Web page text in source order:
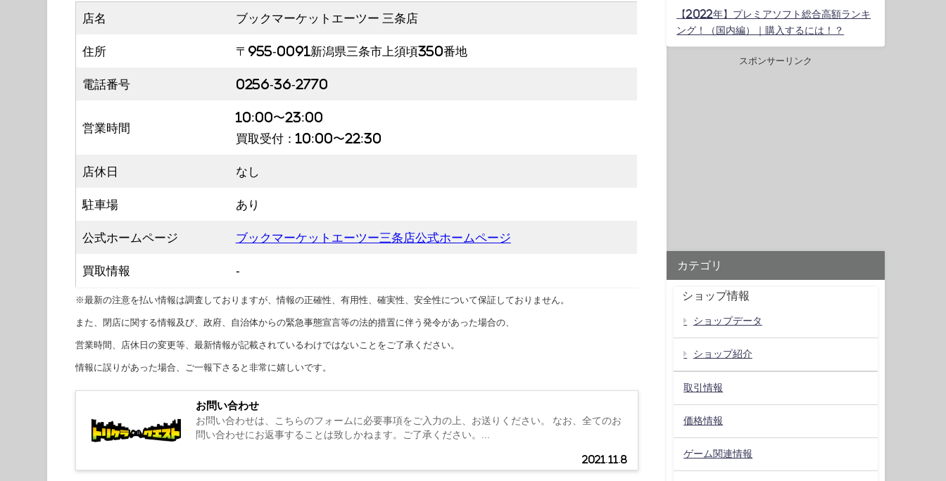
店名 ブックマーケットエーツー 三条店
住所 〒955-0091新潟県三条市上須頃350番地
電話番号 0256-36-2770
営業時間
10:00〜23:00
買取受付：10:00〜22:30
店休日 なし
駐車場 あり
公式ホームページ ブックマーケットエーツー三条店公式ホームページ
買取情報 -
※最新の注意を払い情報は調査しておりますが、情報の正確性、有用性、確実性、安全性について保証しておりません。
また、閉店に関する情報及び、政府、自治体からの緊急事態宣言等の法的措置に伴う発令があった場合の、
営業時間、店休日の変更等、最新情報が記載されているわけではないことをご了承ください。
情報に誤りがあった場合、ご一報下さると非常に嬉しいです。
お問い合わせ
2021.11.8
お問い合わせは、こちらのフォームに必要事項をご入力の上、お送りください。 なお、全てのお
問い合わせにお返事することは致しかねます。ご了承ください。...
【2022年】プレミアソフト総合高額ランキ
ング！（国内編）｜購入するには！？
スポンサーリンク
カテゴリ
ショップ情報
ショップデータ
ショップ紹介
取引情報
価格情報
ゲーム関連情報